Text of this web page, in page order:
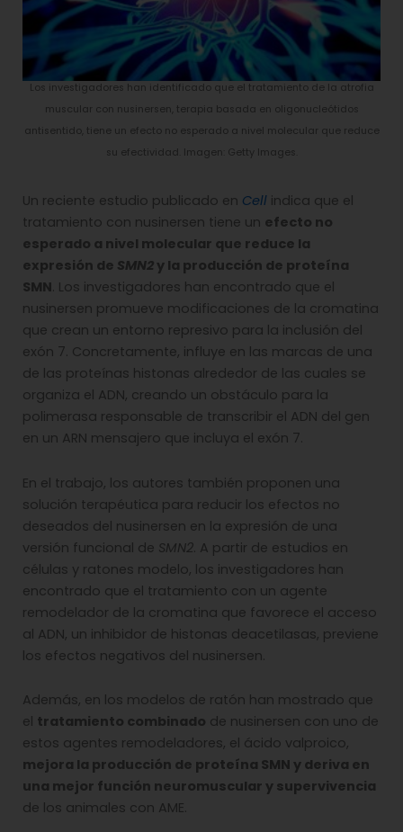
Los investigadores han identificado que el tratamiento de la atrofia
muscular con nusinersen, terapia basada en oligonucleótidos
antisentido, tiene un efecto no esperado a nivel molecular que reduce
su efectividad. Imagen: Getty Images.
Un reciente estudio publicado en Cell indica que el
tratamiento con nusinersen tiene un efecto no
esperado a nivel molecular que reduce la
expresión de SMN2 y la producción de proteína
SMN. Los investigadores han encontrado que el
nusinersen promueve modificaciones de la cromatina
que crean un entorno represivo para la inclusión del
exón 7. Concretamente, influye en las marcas de una
de las proteínas histonas alrededor de las cuales se
organiza el ADN, creando un obstáculo para la
polimerasa responsable de transcribir el ADN del gen
en un ARN mensajero que incluya el exón 7.
En el trabajo, los autores también proponen una
solución terapéutica para reducir los efectos no
deseados del nusinersen en la expresión de una
versión funcional de SMN2. A partir de estudios en
células y ratones modelo, los investigadores han
encontrado que el tratamiento con un agente
remodelador de la cromatina que favorece el acceso
al ADN, un inhibidor de histonas deacetilasas, previene
los efectos negativos del nusinersen.
Además, en los modelos de ratón han mostrado que
el tratamiento combinado de nusinersen con uno de
estos agentes remodeladores, el ácido valproico,
mejora la producción de proteína SMN y deriva en
una mejor función neuromuscular y supervivencia
de los animales con AME.